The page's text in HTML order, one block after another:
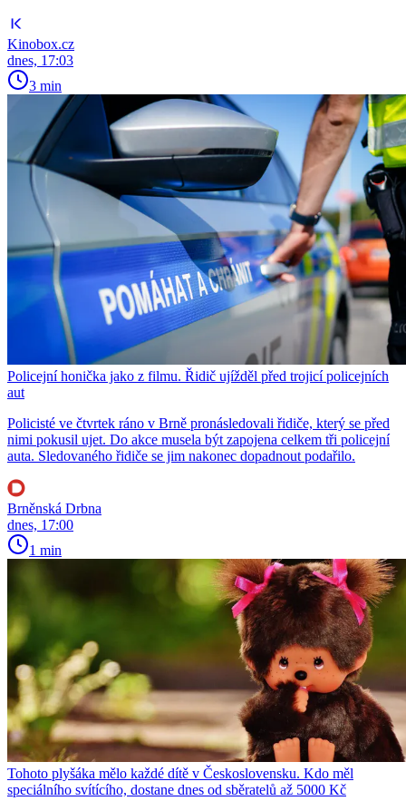
Kinobox.cz
dnes, 17:03
3 min
Policejní honička jako z filmu. Řidič ujížděl před trojicí policejních
aut
Policisté ve čtvrtek ráno v Brně pronásledovali řidiče, který se před
nimi pokusil ujet. Do akce musela být zapojena celkem tři policejní
auta. Sledovaného řidiče se jim nakonec dopadnout podařilo.
Brněnská Drbna
dnes, 17:00
1 min
Tohoto plyšáka mělo každé dítě v Československu. Kdo měl
speciálního svítícího, dostane dnes od sběratelů až 5000 Kč